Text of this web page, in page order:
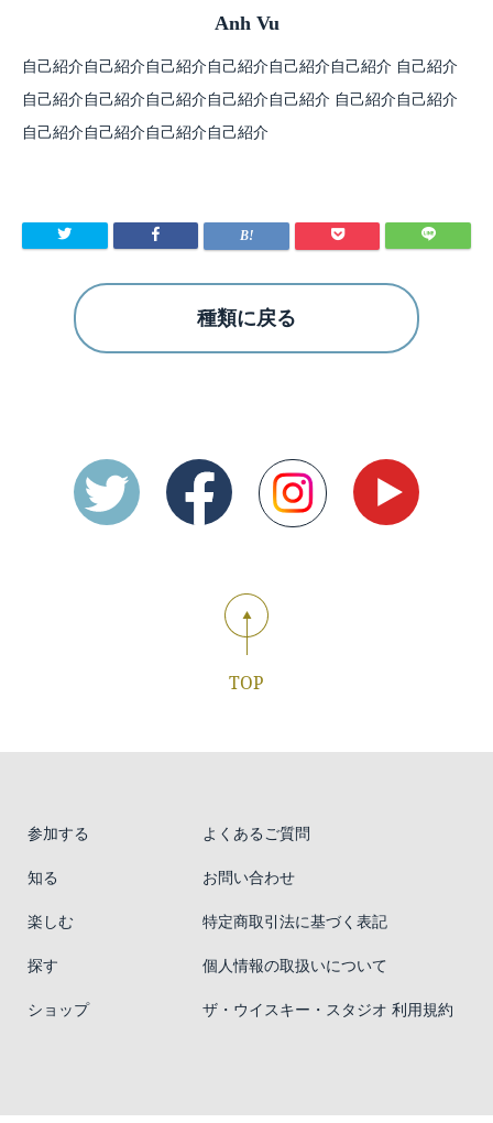
Anh Vu
自己紹介自己紹介自己紹介自己紹介自己紹介自己紹介 自己紹介
自己紹介自己紹介自己紹介自己紹介自己紹介 自己紹介自己紹介
自己紹介自己紹介自己紹介自己紹介
種類に戻る
TOP
参加する
知る
楽しむ
探す
ショップ
よくあるご質問
お問い合わせ
特定商取引法に基づく表記
個人情報の取扱いについて
ザ・ウイスキー・スタジオ 利用規約